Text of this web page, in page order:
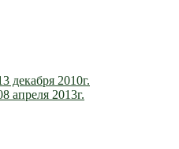
декабря 2010г.
апреля 2013г.